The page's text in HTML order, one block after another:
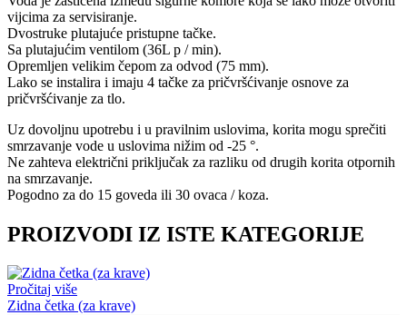
vijcima za servisiranje.
Dvostruke plutajuće pristupne tačke.
Sa plutajućim ventilom (36L p / min).
Opremljen velikim čepom za odvod (75 mm).
Lako se instalira i imaju 4 tačke za pričvršćivanje osnove za
pričvršćivanje za tlo.
Uz dovoljnu upotrebu i u pravilnim uslovima, korita mogu sprečiti
smrzavanje vode u uslovima nižim od -25 °.
Ne zahteva električni priključak za razliku od drugih korita otpornih
na smrzavanje.
Pogodno za do 15 goveda ili 30 ovaca / koza.
Kapacitet 25L
PROIZVODI IZ ISTE KATEGORIJE
Pročitaj više
Zidna četka (za krave)